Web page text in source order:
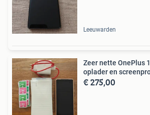
Leeuwarden
Zeer nette OnePlus
oplader en
€ 275,00